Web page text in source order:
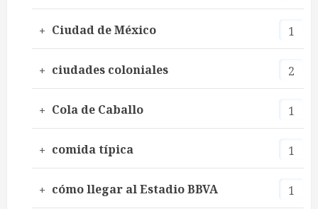
Ciudad de México 1
ciudades coloniales 2
Cola de Caballo 1
comida típica 1
cómo llegar al Estadio BBVA 1